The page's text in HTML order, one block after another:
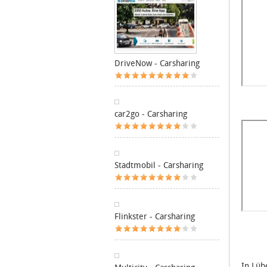
DriveNow - Carsharing
car2go - Carsharing
Stadtmobil - Carsharing
Flinkster - Carsharing